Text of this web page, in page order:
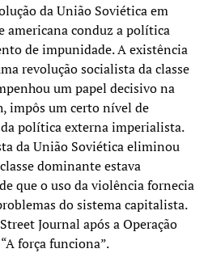
da União Soviética em
americana conduz a política
de impunidade. A existência
revolução socialista da classe
um papel decisivo na
impôs um certo nível de
política externa imperialista.
da União Soviética eliminou
dominante estava
que o uso da violência fornecia
do sistema capitalista.
Journal após a Operação
força funciona”.